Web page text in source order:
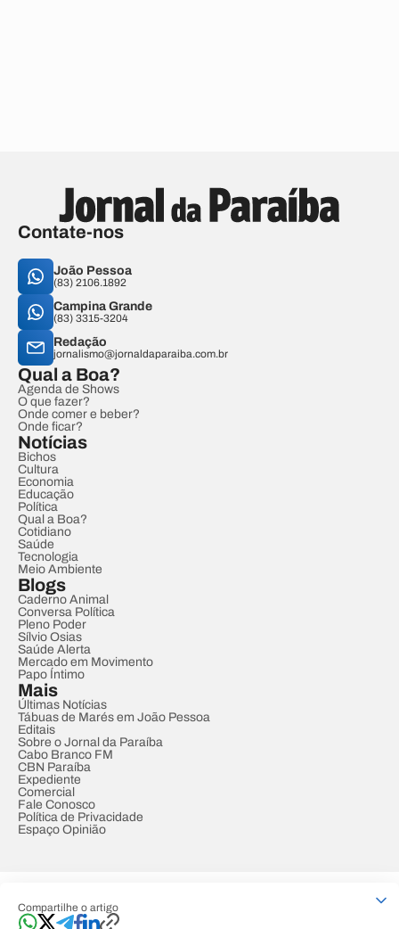
Compartilhe o artigo
Contate-nos
João Pessoa
(83) 2106.1892
Campina Grande
(83) 3315-3204
Redação
jornalismo@jornaldaparaiba.com.br
Qual a Boa?
Agenda de Shows
O que fazer?
Onde comer e beber?
Onde ficar?
Notícias
Bichos
Cultura
Economia
Educação
Política
Qual a Boa?
Cotidiano
Saúde
Tecnologia
Meio Ambiente
Blogs
Caderno Animal
Conversa Política
Pleno Poder
Sílvio Osias
Saúde Alerta
Mercado em Movimento
Papo Íntimo
Mais
Últimas Notícias
Tábuas de Marés em João Pessoa
Editais
Sobre o Jornal da Paraíba
Cabo Branco FM
CBN Paraíba
Expediente
Comercial
Fale Conosco
Política de Privacidade
Espaço Opinião